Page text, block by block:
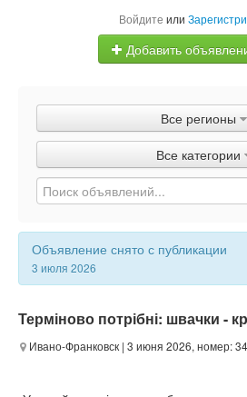
Войдите или
Добавить
Объявления
Быстрая
Все регионы
Все категории
Объявление снято с публикации
3 июля 2026
Терміново потрібні: швачки -
Ивано-Франковск | 3 июня 2026, номер: